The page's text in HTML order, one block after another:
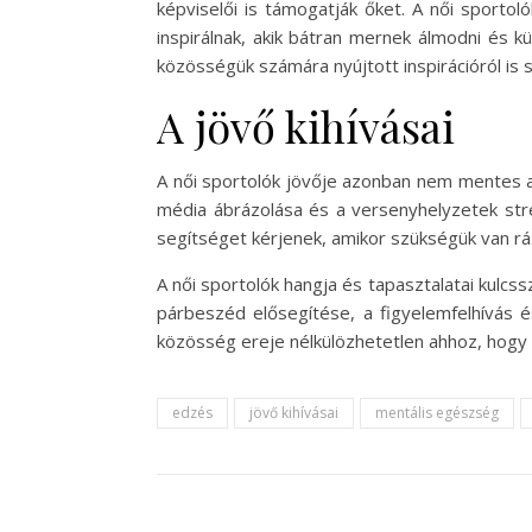
képviselői is támogatják őket. A női
inspirálnak, akik bátran mernek álmodni és
közösségük számára nyújtott inspirációról is
A jövő kihívásai
A női sportolók jövője azonban nem
média ábrázolása és a versenyhelyzetek
segítséget kérjenek, amikor szükségük van
A női sportolók hangja és tapasztalatai
párbeszéd elősegítése, a figyelemfelhívás
közösség ereje nélkülözhetetlen ahhoz,
edzés jövő kihívásai mentális egészség